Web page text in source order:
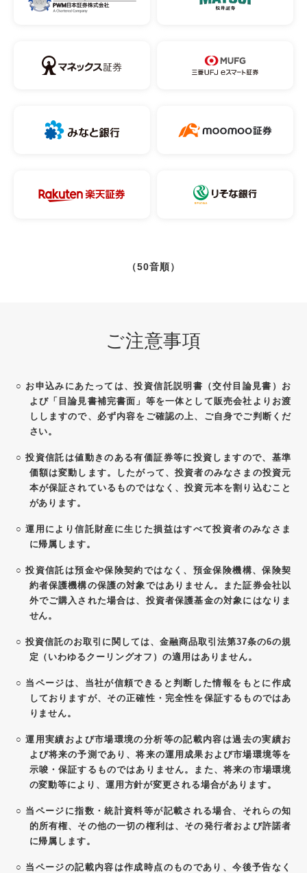
（50音順）
ご注意事項
○ お申込みにあたっては、投資信託説明書（交付目論見書）お
よび「目論見書補完書面」等を一体として販売会社よりお渡
ししますので、必ず内容をご確認の上、ご自身でご判断くだ
さい。
○ 投資信託は値動きのある有価証券等に投資しますので、基準
価額は変動します。したがって、投資者のみなさまの投資元
本が保証されているものではなく、投資元本を割り込むこと
があります。
○ 運用により信託財産に生じた損益はすべて投資者のみなさま
に帰属します。
○ 投資信託は預金や保険契約ではなく、預金保険機構、保険契
約者保護機構の保護の対象ではありません。また証券会社以
外でご購入された場合は、投資者保護基金の対象にはなりま
せん。
○ 投資信託のお取引に関しては、金融商品取引法第37条の6の規
定（いわゆるクーリングオフ）の適用はありません。
○ 当ページは、当社が信頼できると判断した情報をもとに作成
しておりますが、その正確性・完全性を保証するものではあ
りません。
○ 運用実績および市場環境の分析等の記載内容は過去の実績お
よび将来の予測であり、将来の運用成果および市場環境等を
示唆・保証するものではありません。また、将来の市場環境
の変動等により、運用方針が変更される場合があります。
○ 当ページに指数・統計資料等が記載される場合、それらの知
的所有権、その他の一切の権利は、その発行者および許諾者
に帰属します。
○ 当ページの記載内容は作成時点のものであり、今後予告なく